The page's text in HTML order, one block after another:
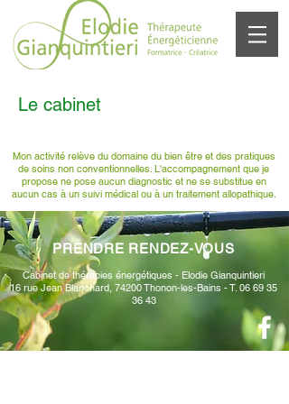
Le cabinet
Mon activité relève du domaine du bien être et des pratiques
de soins non conventionnelles. L'accompagnement que je
propose ne pose aucun diagnostic et ne se substitue en
aucun cas à un suivi médical ou à un traitement allopathique.
PRENDRE RENDEZ-VOUS
Cabinet de thérapies énergétiques - Elodie Gianquintieri
16 rue Jean Blanchard, 74200 Thonon-les-Bains -T. 06 69 35
36 43